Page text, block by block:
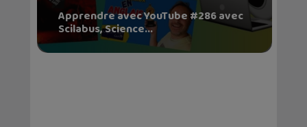
Apprendre avec YouTube #286 avec
Scilabus, Science...